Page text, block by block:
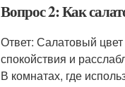
Вопрос 2: Как
Ответ: Салатовый
спокойствия и
В комнатах, где